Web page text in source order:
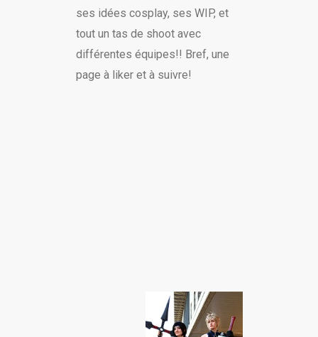
ses idées cosplay, ses WIP, et
tout un tas de shoot avec
différentes équipes!! Bref, une
page à liker et à suivre!